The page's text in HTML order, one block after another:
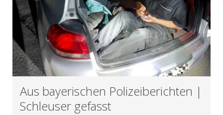
Aus bayerischen Polizeiberichten |
Schleuser gefasst